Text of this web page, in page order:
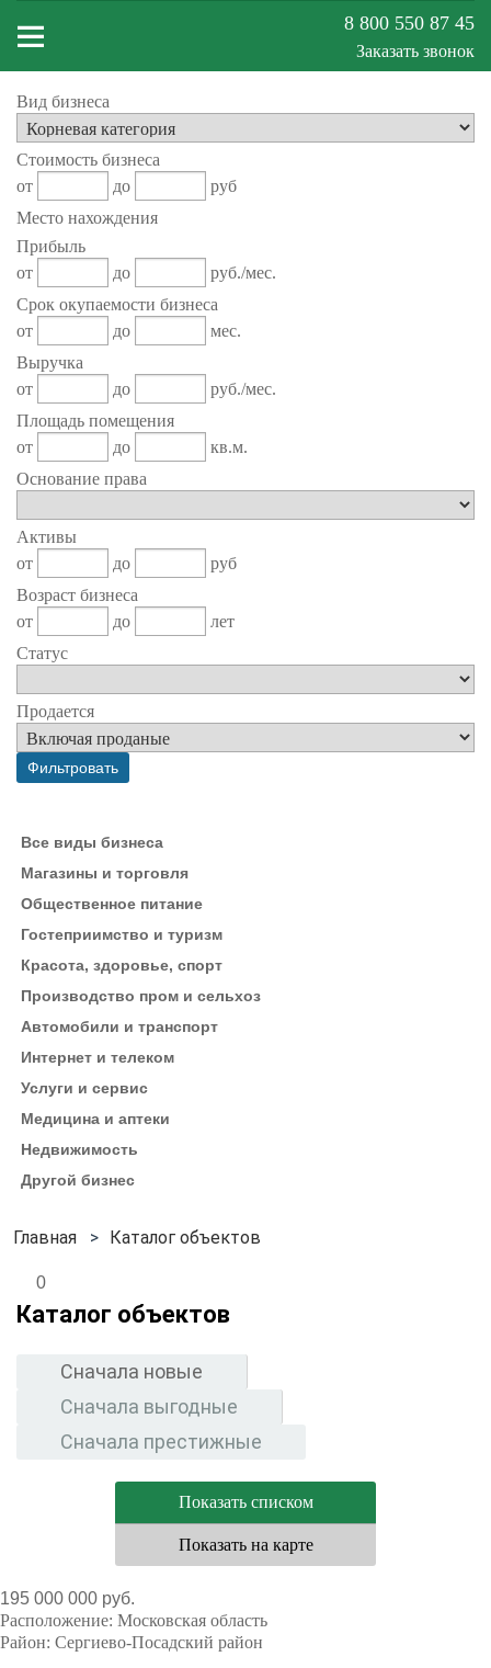
Меню
сайта
8 800 550 87 45
Заказать звонок
Вид бизнеса
Стоимость бизнеса
от
до
руб
Место нахождения
Прибыль
от
до
руб./мес.
Срок окупаемости бизнеса
от
до
мес.
Выручка
от
до
руб./мес.
Площадь помещения
от
до
кв.м.
Основание права
Активы
от
до
руб
Возраст бизнеса
от
до
лет
Статус
Продается
Все виды бизнеса
Магазины и торговля
Общественное питание
Гостеприимство и туризм
Красота, здоровье, спорт
Производство пром и сельхоз
Автомобили и транспорт
Интернет и телеком
Услуги и сервис
Медицина и аптеки
Недвижимость
Другой бизнес
Каталог объектов
0
Каталог объектов
Сначала новые
Сначала выгодные
Сначала престижные
Показать списком
Показать на карте
195 000 000 руб.
Расположение: Московская область
Район: Сергиево-Посадский район